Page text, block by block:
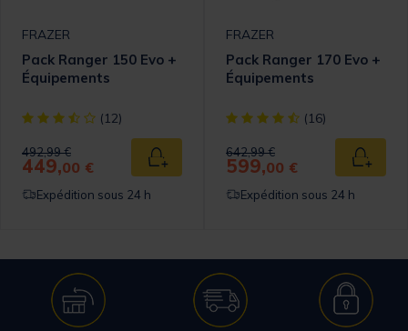
Rating
panier
FRAZER
Pack Ranger 150 Evo +
Équipements
[object Object] out of 5 Customer Rating
(12)
Price reduced from
492,99 €to
449,00 € Ajouter au panier
Expédition sous 24 h
FRAZER
Pack Ranger 170 Evo +
Équipements
[object Object] out of 5
(16)
Price reduced from
642,99 €to
599,00 €
Expédition sous 24 h